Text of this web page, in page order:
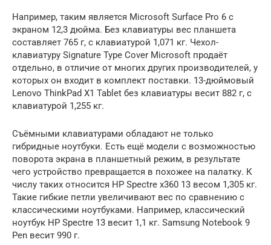
Например, таким является Microsoft Surface Pro 6 с
экраном 12,3 дюйма. Без клавиатуры вес планшета
составляет 765 г, с клавиатурой 1,071 кг. Чехол-
клавиатуру Signature Type Cover Microsoft продаёт
отдельно, в отличие от многих других производителей, у
которых он входит в комплект поставки. 13-дюймовый
Lenovo ThinkPad X1 Tablet без клавиатуры весит 882 г, с
клавиатурой 1,255 кг.
Съёмными клавиатурами обладают не только
гибридные ноутбуки. Есть ещё модели с возможностью
поворота экрана в планшетный режим, в результате
чего устройство превращается в похожее на палатку. К
числу таких относится HP Spectre x360 13 весом 1,305 кг.
Такие гибкие петли увеличивают вес по сравнению с
классическими ноутбуками. Например, классический
ноутбук HP Spectre 13 весит 1,1 кг. Samsung Notebook 9
Pen весит 990 г.